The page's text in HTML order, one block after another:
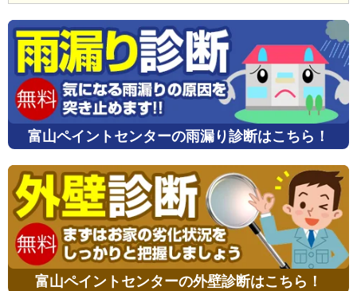
富山ペイントセンターの雨漏り診断はこちら！
富山ペイントセンターの外壁診断はこちら！